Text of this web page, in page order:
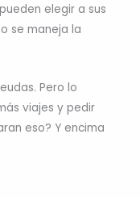
elegir a sus
se maneja la
Pero lo
viajes y pedir
eso? Y encima